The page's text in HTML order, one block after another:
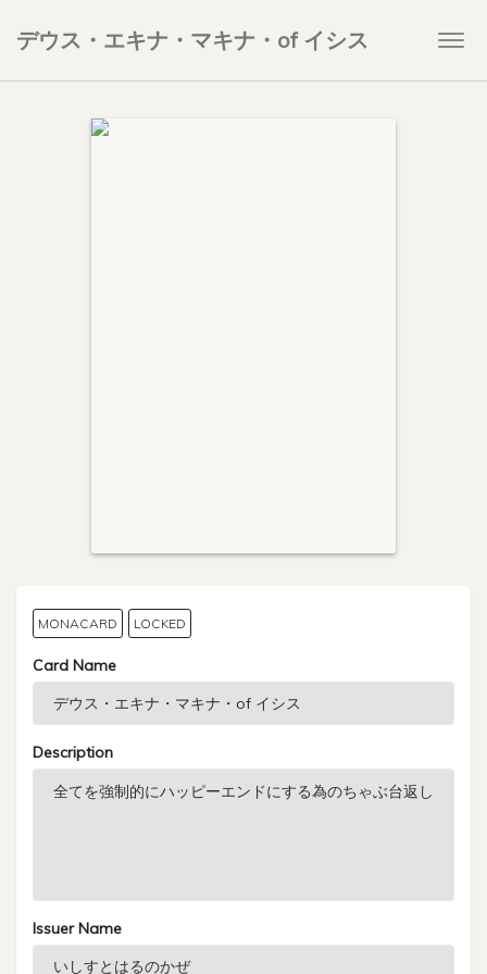
デウス・エキナ・マキナ・of イシス
MONACARD LOCKED
Card Name
Description
Issuer Name